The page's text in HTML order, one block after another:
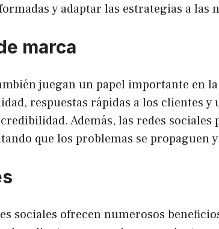
y adaptar las estrategias a las
marca
juegan un papel importante en
respuestas rápidas a los clientes
Además, las redes
que los problemas se propaguen
sociales ofrecen numerosos